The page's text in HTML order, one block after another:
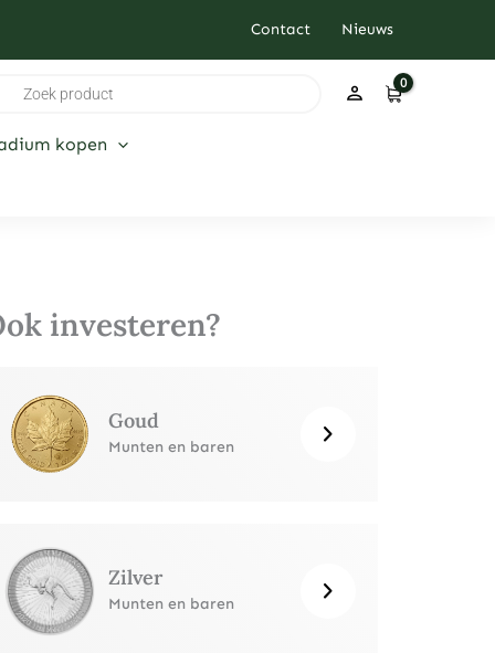
Contact Nieuws
kopen
investeren?
Goud
Munten en baren
Zilver
Munten en baren